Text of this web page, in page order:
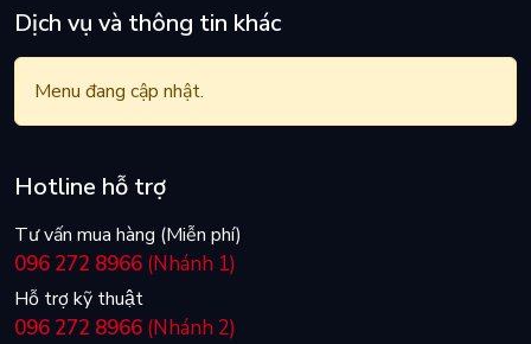
Dịch vụ và thông tin khác
Menu đang cập nhật.
Hotline hỗ trợ
Tư vấn mua hàng (Miễn phí)
096 272 8966 (Nhánh 1)
Hỗ trợ kỹ thuật
096 272 8966 (Nhánh 2)